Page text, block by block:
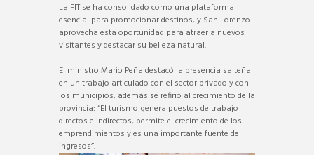
La FIT se ha consolidado como una plataforma
esencial para promocionar destinos, y San Lorenzo
aprovecha esta oportunidad para atraer a nuevos
visitantes y destacar su belleza natural.
El ministro Mario Peña destacó la presencia salteña
en un trabajo articulado con el sector privado y con
los municipios, además se refirió al crecimiento de la
provincia: “El turismo genera puestos de trabajo
directos e indirectos, permite el crecimiento de los
emprendimientos y es una importante fuente de
ingresos”.